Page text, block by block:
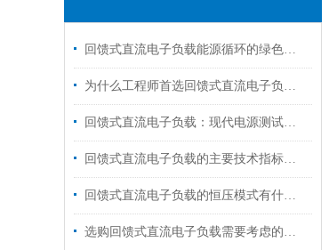
回馈式直流电子负载能源循环的绿色引擎
为什么工程师首选回馈式直流电子负载进行电源测试？
回馈式直流电子负载：现代电源测试与调试的得力助手
回馈式直流电子负载的主要技术指标说明
回馈式直流电子负载的恒压模式有什么用途?
选购回馈式直流电子负载需要考虑的九大要素